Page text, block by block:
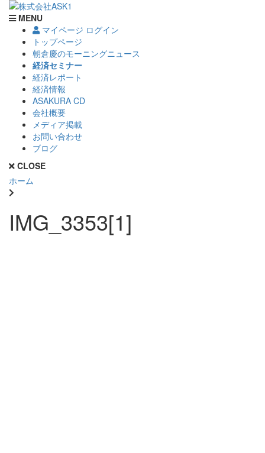
MENU
マイページ ログイン
トップページ
朝倉慶のモーニングニュース
経済セミナー
経済レポート
経済情報
ASAKURA CD
会社概要
メディア掲載
お問い合わせ
ブログ
CLOSE
ホーム
IMG_3353[1]